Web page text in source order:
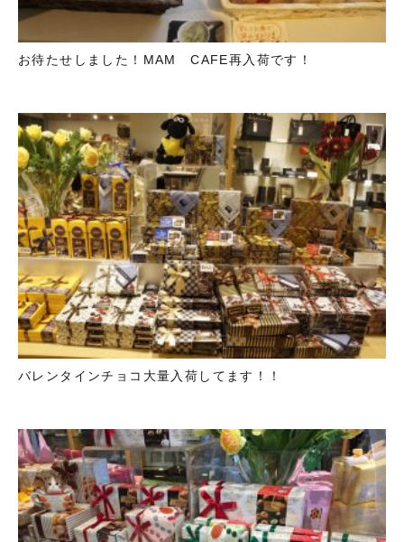
お待たせしました！MAM CAFE再入荷です！
バレンタインチョコ大量入荷してます！！